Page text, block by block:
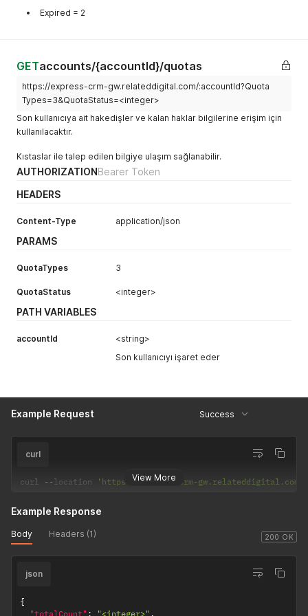
Expired = 2
GETaccounts/{accountId}/quotas
https://express-crm-gw.relateddigital.com/:accountId?Quota
Types=3&QuotaStatus=<integer>
Son kullanıcıya ait hakedişler ve kalan haklar bilgilerine erişim için
kullanılacaktır.
Kıstaslar ile talep edilen bilgiye ulaşım sağlanabilir.
AUTHORIZATIONBearer Token
HEADERS
Content-Type application/json
PARAMS
QuotaTypes 3
QuotaStatus <integer>
PATH VARIABLES
accountId
<string>
Son kullanıcıyı işaret eder
Example Request Success
View More
curl
curl --location 'https://express-crm-gw.relateddigital.com/
200 OK
Example Response
Body Headers (1)
json
{
"totalCount" : "<integer>" ,